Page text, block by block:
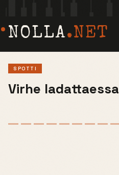
NOLLA.NET
SPOTTI
Virhe ladattaessa